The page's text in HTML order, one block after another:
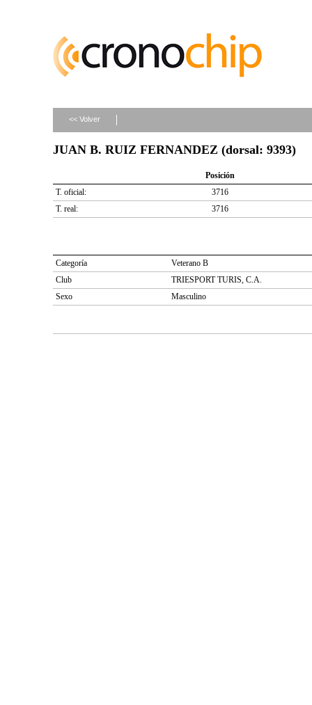
<< Volver
JUAN B. RUIZ FERNANDEZ (dorsal: 9393)
Posición
T. oficial:
3716
T. real:
3716
Categoría
Veterano B
Club
TRIESPORT TURIS, C.A.
Sexo
Masculino